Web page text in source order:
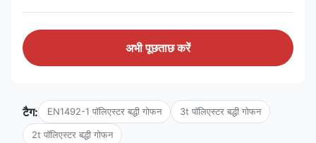
अभी पूछताछ करें
टैग: EN1492-1 पॉलिएस्टर बद्धी गोफन 3t पॉलिएस्टर बद्धी गोफन
2t पॉलिएस्टर बद्धी गोफन